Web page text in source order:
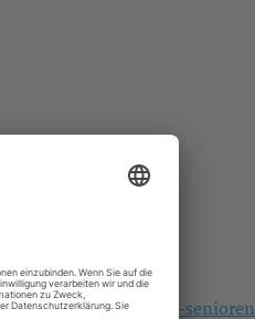
gottesdienst-